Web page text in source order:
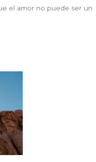
el amor no puede ser un